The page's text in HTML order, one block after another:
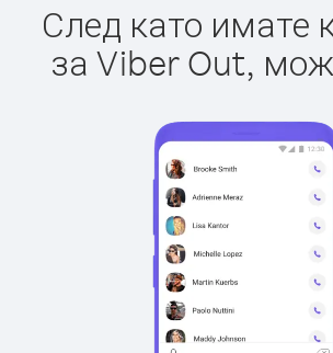
След като имате
за Viber Out,